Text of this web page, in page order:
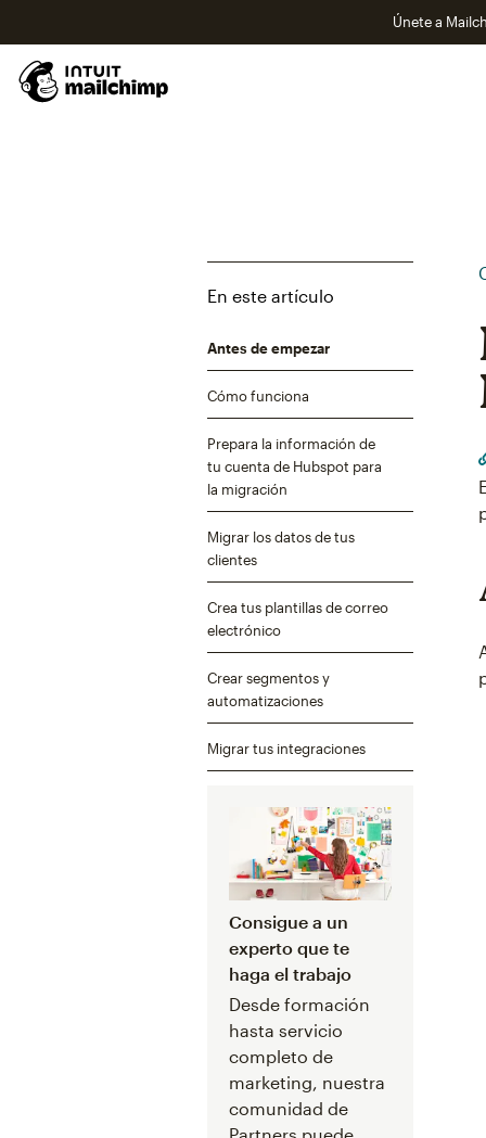
Únete a
En este artículo
Antes de empezar
Cómo funciona
Prepara la información de
tu cuenta de Hubspot para
la migración
Migrar los datos de tus
clientes
Crea tus plantillas de correo
electrónico
Crear segmentos y
automatizaciones
Migrar tus integraciones
Consigue a un
experto que te
haga el trabajo
Desde formación
hasta servicio
completo de
marketing, nuestra
comunidad de